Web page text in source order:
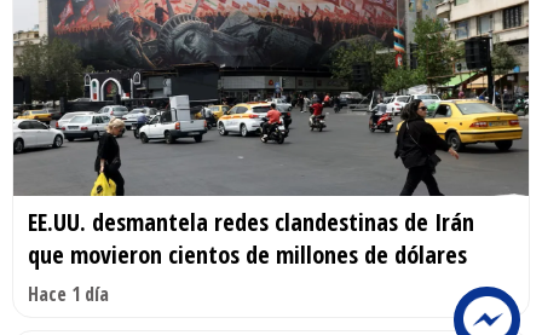
EE.UU. desmantela redes clandestinas de Irán
que movieron cientos de millones de dólares
Hace 1 día